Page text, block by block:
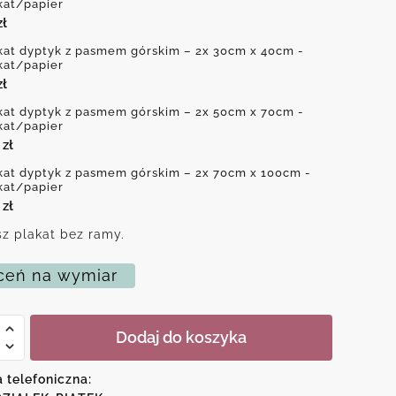
papier
dyptyk z pasmem górskim – 2x 30cm x 40cm -
papier
dyptyk z pasmem górskim – 2x 50cm x 70cm -
papier
zł
dyptyk z pasmem górskim – 2x 70cm x 100cm -
papier
zł
plakat bez ramy.
na wymiar
Dodaj do koszyka
telefoniczna: